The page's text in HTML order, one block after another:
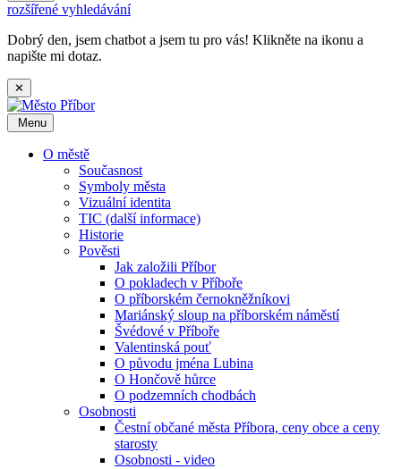
rozšířené vyhledávání
Dobrý den, jsem chatbot a jsem tu pro vás! Klikněte na ikonu a
napište mi dotaz.
✕
Menu
O městě
Současnost
Symboly města
Vizuální identita
TIC (další informace)
Historie
Pověsti
Jak založili Příbor
O pokladech v Příboře
O příborském černokněžníkovi
Mariánský sloup na příborském náměstí
Švédové v Příboře
Valentinská pouť
O původu jména Lubina
O Hončově hůrce
O podzemních chodbách
Osobnosti
Čestní občané města Příbora, ceny obce a ceny
starosty
Osobnosti - video